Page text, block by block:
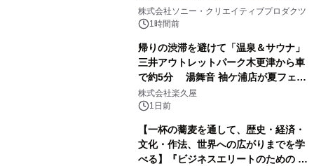
ラボレーション サウナイキタイコラ
ボグッズも発売決定！
株式会社ソニー・クリエイティブプロダクツ
1時間前
帰りの渋滞を避けて「温泉＆サウナ」
三井アウトレットパーク木更津から車
で約5分 湯舞音 袖ケ浦店が夏フェア
メニューを提供
株式会社楽久屋
1日前
【一杯の蕎麦を通して、歴史・経済・
文化・作法、世界への広がりまでを学
べる】『ビジネスエリートのための 教